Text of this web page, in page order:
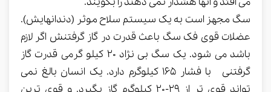
سگ مجهز است به یک سیستم سلاح موثر (دندانهایش).
عضلات قوی فک سگ باعث قدرت در گاز گرفتنش اگر لازم
باشد می شود. یک سگ بی نژاد 20 کیلو گرمی قدرت گاز
گرفتنی با فشار 165 کیلوگرم دارد. یک انسان بالغ نمی